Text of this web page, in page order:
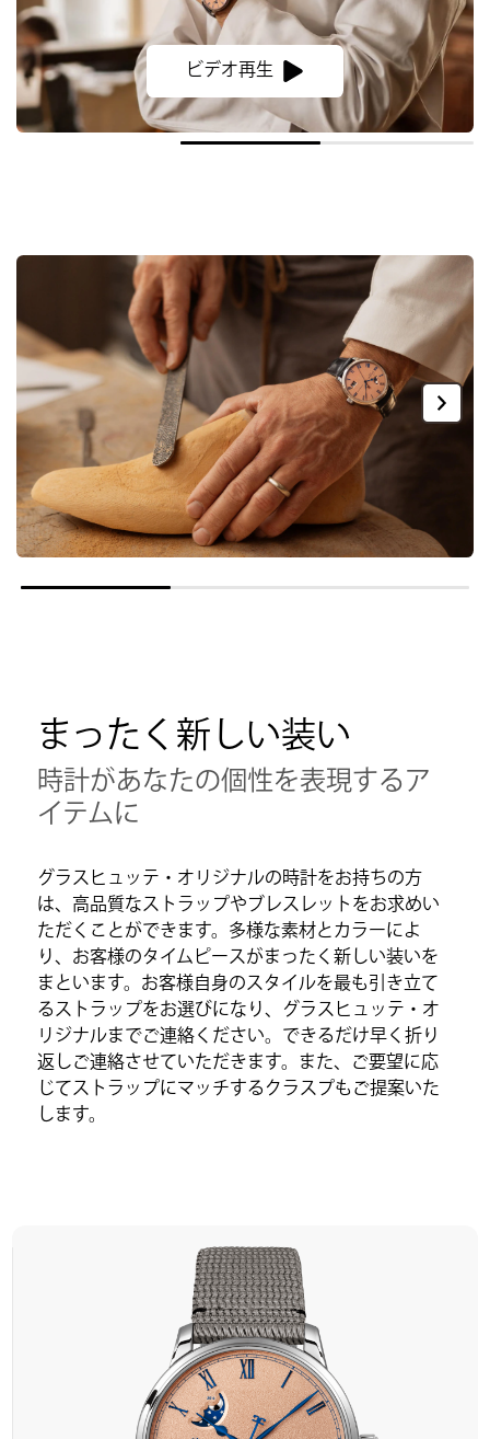
ビデオ再生
まったく新しい装い
時計があなたの個性を表現するア
イテムに
グラスヒュッテ・オリジナルの時計をお持ちの方
は、高品質なストラップやブレスレットをお求めい
ただくことができます。多様な素材とカラーによ
り、お客様のタイムピースがまったく新しい装いを
まといます。お客様自身のスタイルを最も引き立て
るストラップをお選びになり、グラスヒュッテ・オ
リジナルまでご連絡ください。できるだけ早く折り
返しご連絡させていただきます。また、ご要望に応
じてストラップにマッチするクラスプもご提案いた
します。